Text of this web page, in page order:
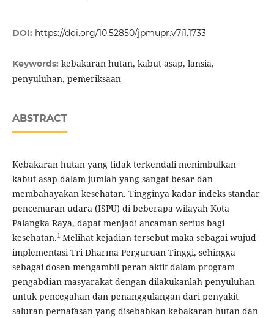
DOI: https://doi.org/10.52850/jpmupr.v7i1.1733
Keywords: kebakaran hutan, kabut asap, lansia,
penyuluhan, pemeriksaan
ABSTRACT
Kebakaran hutan yang tidak terkendali menimbulkan
kabut asap dalam jumlah yang sangat besar dan
membahayakan kesehatan. Tingginya kadar indeks standar
pencemaran udara (ISPU) di beberapa wilayah Kota
Palangka Raya, dapat menjadi ancaman serius bagi
kesehatan.1 Melihat kejadian tersebut maka sebagai wujud
implementasi Tri Dharma Perguruan Tinggi, sehingga
sebagai dosen mengambil peran aktif dalam program
pengabdian masyarakat dengan dilakukanlah penyuluhan
untuk pencegahan dan penanggulangan dari penyakit
saluran pernafasan yang disebabkan kebakaran hutan dan